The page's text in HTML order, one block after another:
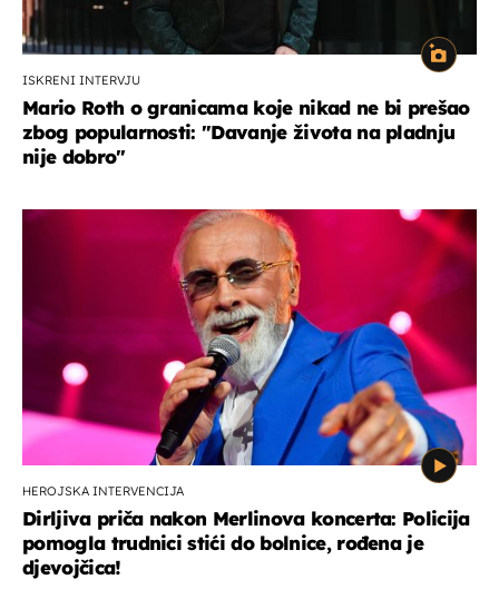
ISKRENI INTERVJU
Mario Roth o granicama koje nikad ne bi prešao
zbog popularnosti: "Davanje života na pladnju
nije dobro"
HEROJSKA INTERVENCIJA
Dirljiva priča nakon Merlinova koncerta: Policija
pomogla trudnici stići do bolnice, rođena je
djevojčica!